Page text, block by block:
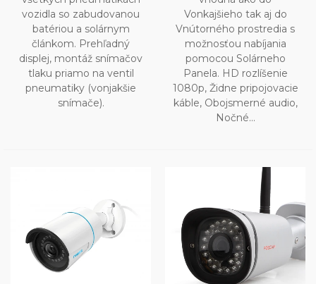
vozidla so zabudovanou
batériou a solárnym
článkom. Prehľadný
displej, montáž snímačov
tlaku priamo na ventil
pneumatiky (vonjakšie
snímače).
Vonkajšieho tak aj do
Vnútorného prostredia s
možnosťou nabíjania
pomocou Solárneho
Panela. HD rozlíšenie
1080p, Židne pripojovacie
káble, Obojsmerné audio,
Nočné...